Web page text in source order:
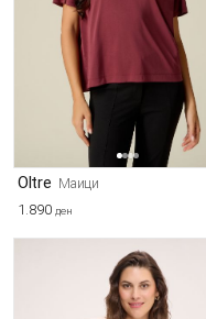
Oltre Маици
1.890 ден